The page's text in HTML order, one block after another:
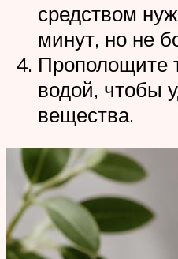
средством
минут, но не
Прополощите
водой, чтобы
вещества.